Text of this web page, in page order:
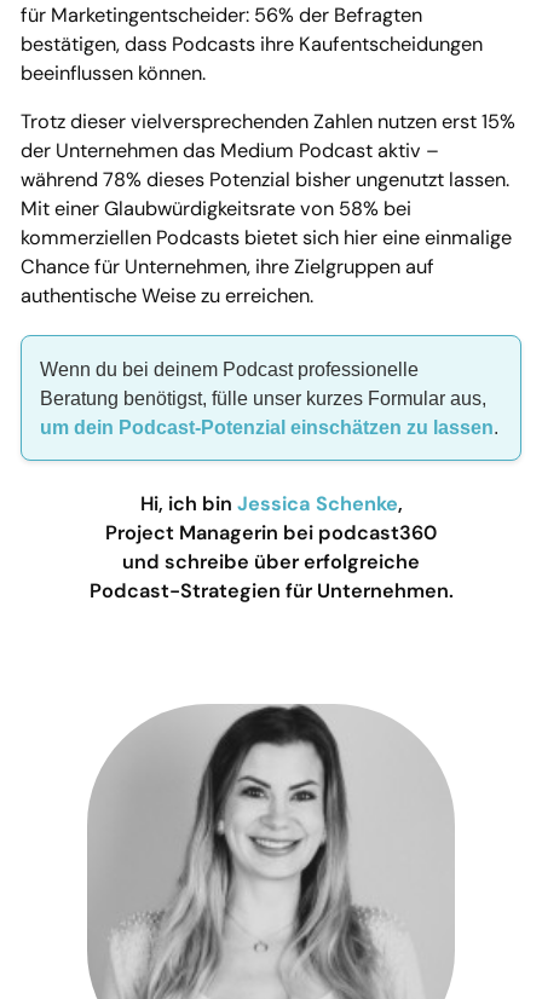
für Marketingentscheider: 56% der Befragten
bestätigen, dass Podcasts ihre Kaufentscheidungen
beeinflussen können.
Trotz dieser vielversprechenden Zahlen nutzen erst 15%
der Unternehmen das Medium Podcast aktiv –
während 78% dieses Potenzial bisher ungenutzt lassen.
Mit einer Glaubwürdigkeitsrate von 58% bei
kommerziellen Podcasts bietet sich hier eine einmalige
Chance für Unternehmen, ihre Zielgruppen auf
authentische Weise zu erreichen.
Wenn du bei deinem Podcast professionelle
Beratung benötigst, fülle unser kurzes Formular aus,
um dein Podcast-Potenzial einschätzen zu lassen.
Hi, ich bin Jessica Schenke,
Project Managerin bei podcast360
und schreibe über erfolgreiche
Podcast-Strategien für Unternehmen.